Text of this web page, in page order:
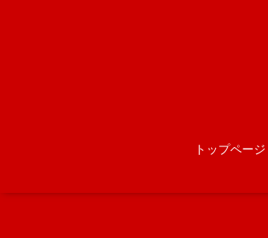
トップページ